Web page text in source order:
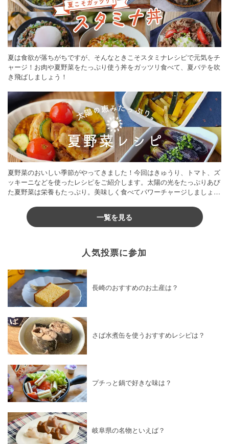
夏は食欲が落ちがちですが、そんなときこそスタミナレシピで元気をチ
ャージ！お肉や夏野菜をたっぷり使う丼をガッツリ食べて、夏バテを吹
き飛ばしましょう！
夏野菜のおいしい季節がやってきました！今回はきゅうり、トマト、ズ
ッキーニなどを使ったレシピをご紹介します。太陽の光をたっぷりあび
た夏野菜は栄養もたっぷり。美味しく食べてパワーチャージしましょう
一覧を見る
人気投票に参加
長崎のおすすめのお土産は？
さば水煮缶を使うおすすめレシピは？
プチっと鍋で好きな味は？
岐阜県の名物といえば？